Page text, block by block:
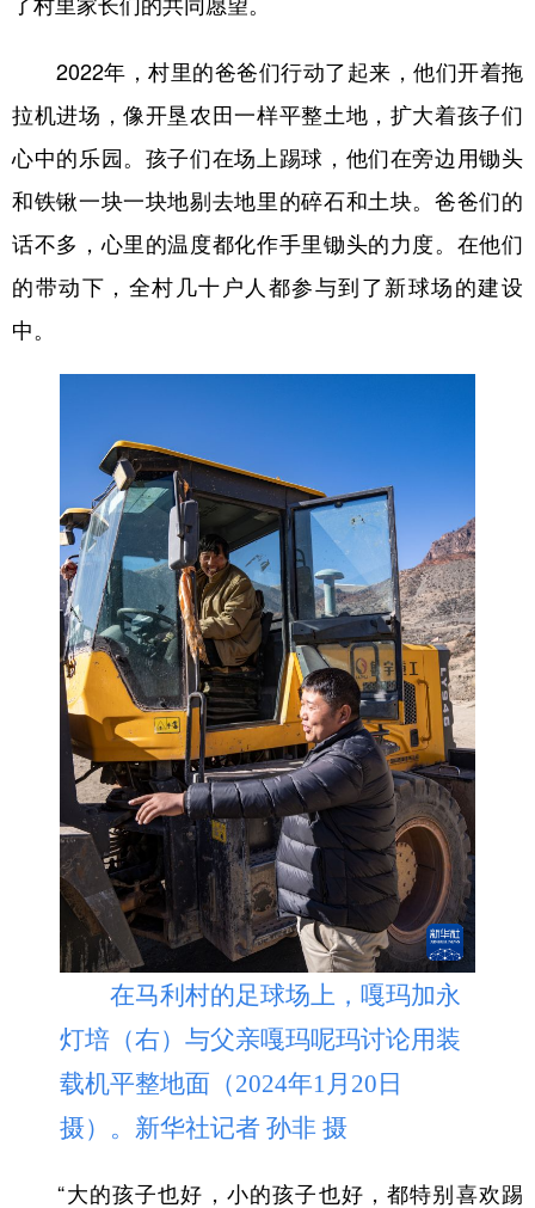
2022年，村里的爸爸们行动了起来，他们开着拖
拉机进场，像开垦农田一样平整土地，扩大着孩子们
心中的乐园。孩子们在场上踢球，他们在旁边用锄头
和铁锹一块一块地剔去地里的碎石和土块。爸爸们的
话不多，心里的温度都化作手里锄头的力度。在他们
的带动下，全村几十户人都参与到了新球场的建设
中。
在马利村的足球场上，嘎玛加永
灯培（右）与父亲嘎玛呢玛讨论用装
载机平整地面（2024年1月20日
摄）。新华社记者 孙非 摄
“大的孩子也好，小的孩子也好，都特别喜欢踢